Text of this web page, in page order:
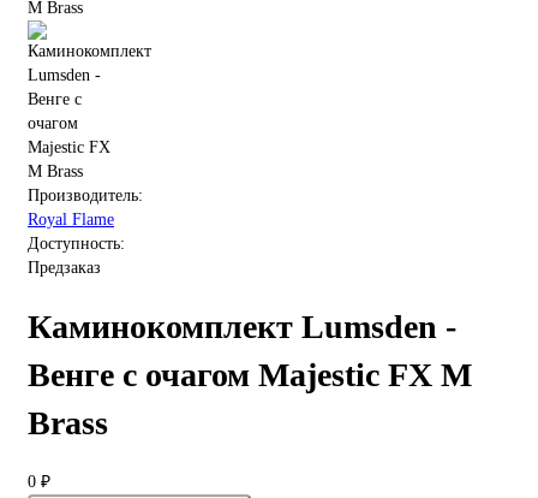
Производитель:
Royal Flame
Доступность:
Предзаказ
Каминокомплект Lumsden -
Венге с очагом Majestic FX M
Brass
0 ₽